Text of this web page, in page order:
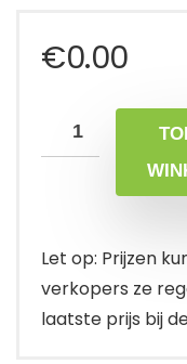
€0.00
Let op: Prijzen
verkopers ze
laatste prijs bij